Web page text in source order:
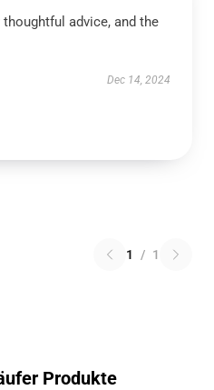
advice, and the
Dec 14, 2024
1 / 1
Produkte